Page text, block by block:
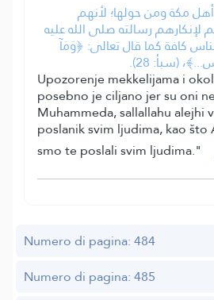
أهل مكة ومن حولها؛ لأنهم
لإنكارهم رسالته صلى الله عليه
كافة كما قال تعالى: ﴿وَمَآ
(سبأ: 28).
Upozorenje mekkelijama i
posebno je ciljano jer su oni
Muhammeda, sallallahu alejhi
poslanik svim ljudima, kao što
smo te poslali svim ljudima."
Numero di pagina: 484
Numero di pagina: 485